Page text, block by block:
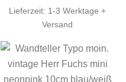
Lieferzeit: 1-3 Werktage +
Versand